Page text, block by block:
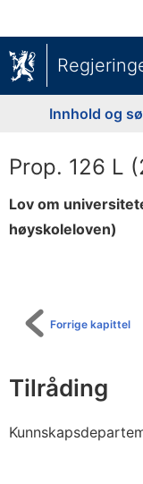
Innhold og
Prop. 126 L
Lov om
høyskoleloven)
Forrige kapittel
Tilråding